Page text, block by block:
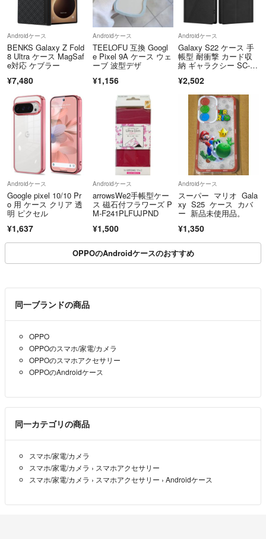
Androidケース
BENKS Galaxy Z Fold
8 Ultra ケース MagSaf
e対応 ケブラー
¥7,480
Androidケース
TEELOFU 互換 Googl
e Pixel 9A ケース ウェ
ーブ 波型デザ
¥1,156
Androidケース
Galaxy S22 ケース 手
帳型 耐衝撃 カード収
納 ギャラクシー SC-51
型 スタンド機能 高
¥2,502
Androidケース
Google pixel 10/10 Pr
o 用 ケース クリア 透
明 ピクセル
¥1,637
Androidケース
arrowsWe2手帳型ケー
ス 磁石付フラワーズ P
M-F241PLFUJPND
¥1,500
Androidケース
スーパー マリオ Gala
xy S25 ケース カバ
ー 新品未使用品。
¥1,350
OPPOのAndroidケースのおすすめ
同一ブランドの商品
OPPO
OPPOのスマホ/家電/カメラ
OPPOのスマホアクセサリー
OPPOのAndroidケース
同一カテゴリの商品
スマホ/家電/カメラ
スマホ/家電/カメラ › スマホアクセサリー
スマホ/家電/カメラ › スマホアクセサリー › Androidケース